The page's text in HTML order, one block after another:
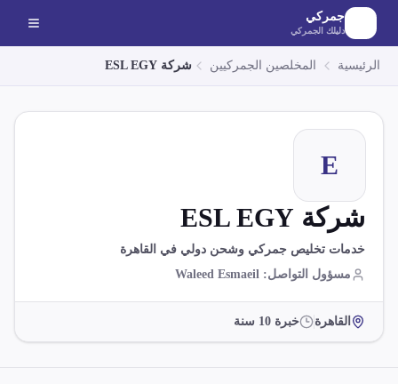
الانتقال إلى المحتوى الرئيسي
جمركي
دليلك الجمركي
الرئيسية المخلصين الجمركيين شركة ESL EGY
E
شركة ESL EGY
خدمات تخليص جمركي وشحن دولي في القاهرة
مسؤول التواصل:
Waleed Esmaeil
القاهرة خبرة 10 سنة